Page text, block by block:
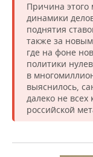
Причина этого
динамики
поднятия
также за
где на фоне
политики
в
выяснилось,
далеко не
российской